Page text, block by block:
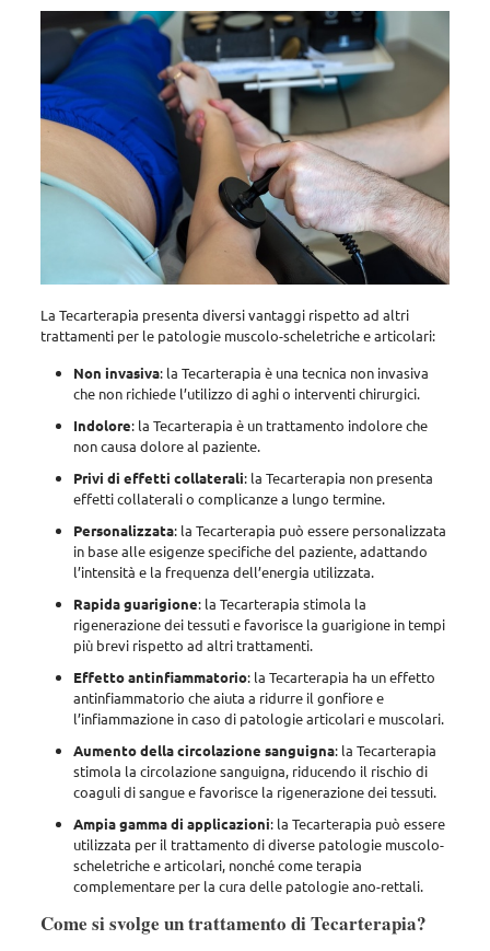
La Tecarterapia presenta diversi vantaggi rispetto ad altri
trattamenti per le patologie muscolo-scheletriche e articolari:
Non invasiva: la Tecarterapia è una tecnica non invasiva
che non richiede l’utilizzo di aghi o interventi chirurgici.
Indolore: la Tecarterapia è un trattamento indolore che
non causa dolore al paziente.
Privi di effetti collaterali: la Tecarterapia non presenta
effetti collaterali o complicanze a lungo termine.
Personalizzata: la Tecarterapia può essere personalizzata
in base alle esigenze specifiche del paziente, adattando
l’intensità e la frequenza dell’energia utilizzata.
Rapida guarigione: la Tecarterapia stimola la
rigenerazione dei tessuti e favorisce la guarigione in tempi
più brevi rispetto ad altri trattamenti.
Effetto antinfiammatorio: la Tecarterapia ha un effetto
antinfiammatorio che aiuta a ridurre il gonfiore e
l’infiammazione in caso di patologie articolari e muscolari.
Aumento della circolazione sanguigna: la Tecarterapia
stimola la circolazione sanguigna, riducendo il rischio di
coaguli di sangue e favorisce la rigenerazione dei tessuti.
Ampia gamma di applicazioni: la Tecarterapia può essere
utilizzata per il trattamento di diverse patologie muscolo-
scheletriche e articolari, nonché come terapia
complementare per la cura delle patologie ano-rettali.
Come si svolge un trattamento di Tecarterapia?